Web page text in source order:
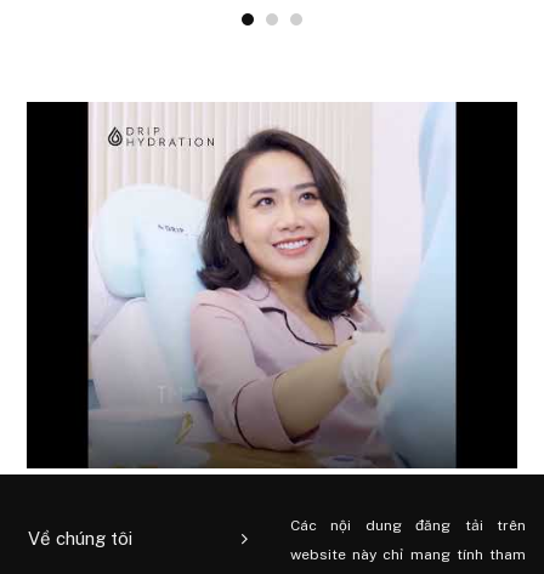
Về chúng tôi
Các nội dung đăng tải trên
website này chỉ mang tính tham